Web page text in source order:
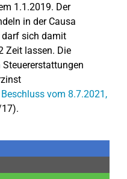
1.1.2019. Der
in der Causa
darf sich damit
Zeit lassen. Die
Beschluss vom 8.7.2021,